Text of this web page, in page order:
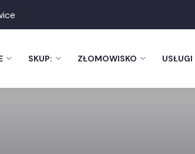
SKUP: ZŁOMOWISKO USŁUGI